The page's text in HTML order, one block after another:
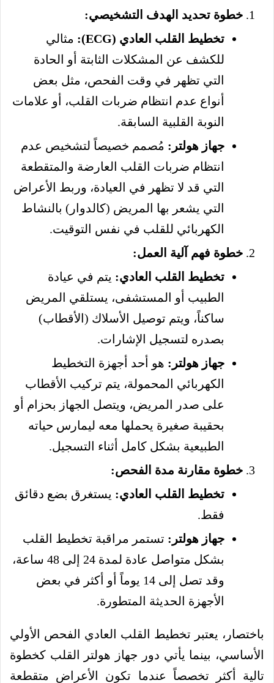
خطوة تحديد الهدف التشخيصي:
تخطيط القلب العادي (ECG):
مثالي
للكشف عن المشكلات الثابتة أو الحادة
التي تظهر في وقت الفحص، مثل بعض
أنواع عدم انتظام ضربات القلب، أو علامات
النوبة القلبية السابقة.
جهاز هولتر: مُصمم خصيصاً لتشخيص عدم
انتظام ضربات القلب العارضة والمتقطعة
التي قد لا تظهر في العيادة، وربط الأعراض
التي يشعر بها المريض (كالدوار) بالنشاط
الكهربائي للقلب في نفس التوقيت.
خطوة فهم آلية العمل:
تخطيط القلب العادي: يتم في عيادة
الطبيب أو المستشفى، يستلقي المريض
ساكناً، ويتم توصيل الأسلاك (الأقطاب)
بصدره لتسجيل الإشارات.
جهاز هولتر: هو أحد أجهزة التخطيط
الكهربائي المحمولة، يتم تركيب الأقطاب
على صدر المريض، ويتصل الجهاز بحزام أو
بحقيبة صغيرة يحملها معه ليمارس حياته
الطبيعية بشكل كامل أثناء التسجيل.
خطوة مقارنة مدة الفحص:
تخطيط القلب العادي: يستغرق بضع دقائق
فقط.
جهاز هولتر: تستمر مراقبة تخطيط القلب
بشكل متواصل عادة لمدة 24 إلى 48 ساعة،
وقد تصل إلى 14 يوماً أو أكثر في بعض
الأجهزة الحديثة المتطورة.
باختصار، يعتبر تخطيط القلب العادي الفحص الأولي
الأساسي، بينما يأتي دور جهاز هولتر القلب كخطوة
تالية أكثر تخصصاً عندما تكون الأعراض متقطعة